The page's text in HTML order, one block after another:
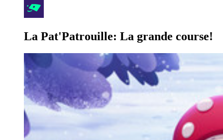
La Pat'Patrouille: La grande course!